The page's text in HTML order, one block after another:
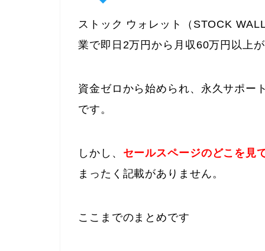
ストック ウォレット（STOCK
業で即日2万円から月収60万円以上
資金ゼロから始められ、永久サポー
です。
しかし、 セールスページのどこを見
まったく記載がありません。
ここまでのまとめです